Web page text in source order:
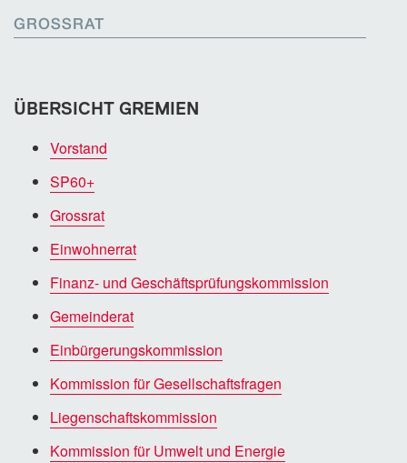
GROSSRAT
ÜBERSICHT GREMIEN
Vorstand
SP60+
Grossrat
Einwohnerrat
Finanz- und Geschäftsprüfungskommission
Gemeinderat
Einbürgerungskommission
Kommission für Gesellschaftsfragen
Liegenschaftskommission
Kommission für Umwelt und Energie